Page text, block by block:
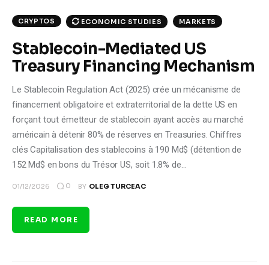
CRYPTOS ECONOMIC STUDIES MARKETS
Stablecoin-Mediated US
Treasury Financing Mechanism
Le Stablecoin Regulation Act (2025) crée un mécanisme de
financement obligatoire et extraterritorial de la dette US en
forçant tout émetteur de stablecoin ayant accès au marché
américain à détenir 80% de réserves en Treasuries. Chiffres
clés Capitalisation des stablecoins à 190 Md$ (détention de
152 Md$ en bons du Trésor US, soit 1.8% de…
01/12/2026 0 BY OLEG TURCEAC
READ MORE